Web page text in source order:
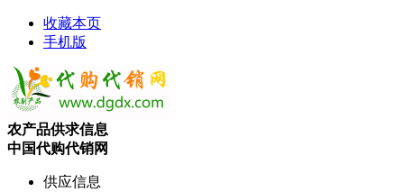
收藏本页
手机版
农产品供求信息
中国代购代销网
供应信息